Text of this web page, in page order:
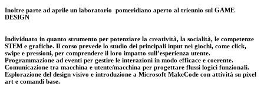
Inoltre parte ad aprile un laboratorio pomeridiano aperto al triennio sul GAME
DESIGN
Individuato in quanto strumento per potenziare la creatività, la socialità, le competenze
STEM e grafiche. Il corso prevede lo studio dei principali input nei giochi, come click,
swipe e pressioni, per comprendere il loro impatto sull’esperienza utente.
Programmazione ad eventi per gestire le interazioni in modo efficace e coerente.
Comunicazione tra macchina e utente/macchina per progettare flussi logici funzionali.
Esplorazione del design visivo e introduzione a Microsoft MakeCode con attività su pixel
art e comandi base.